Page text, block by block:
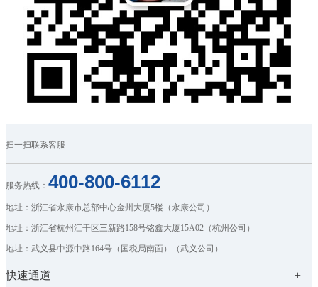
扫一扫联系客服
服务热线： 400-800-6112
地址：浙江省永康市总部中心金州大厦5楼（永康公司）
地址：浙江省杭州江干区三新路158号铭鑫大厦15A02（杭州公司）
地址：武义县中源中路164号（国税局南面）（武义公司）
快速通道 +